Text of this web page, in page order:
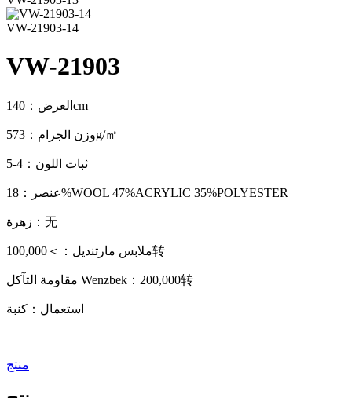
VW-21903-14
VW-21903
العرض：140cm
وزن الجرام：573g/㎡
ثبات اللون：4-5
عنصر：18%WOOL 47%ACRYLIC 35%POLYESTER
زهرة：无
ملابس مارتنديل：＞100,000转
مقاومة التآكل Wenzbek：200,000转
استعمال：كنبة
منتج